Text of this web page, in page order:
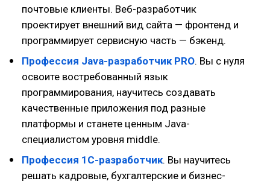
почтовые клиенты. Веб-разработчик
проектирует внешний вид сайта — фронтенд и
программирует сервисную часть — бэкенд.
Профессия Java-разработчик PRO. Вы с нуля
освоите востребованный язык
программирования, научитесь создавать
качественные приложения под разные
платформы и станете ценным Java-
специалистом уровня middle.
Профессия 1С-разработчик. Вы научитесь
решать кадровые, бухгалтерские и бизнес-